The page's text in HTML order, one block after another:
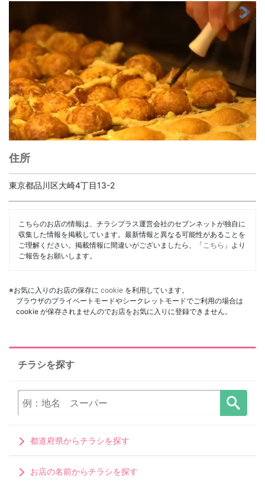
住所
東京都品川区大崎4丁目13-2
こちらのお店の情報は、チラシプラス運営会社のセブンネットが独自に
収集した情報を掲載しています。最新情報と異なる可能性があることを
ご理解ください。掲載情報に間違いがございましたら、「 こちら 」より
ご報告をお願いします。
※お気に入りのお店の保存に cookie を利用しています。
ブラウザのプライベートモードやシークレットモードでご利用の場合は
cookie が保存されませんのでお店をお気に入りに登録できません。
チラシを探す
都道府県からチラシを探す
お店の名前からチラシを探す